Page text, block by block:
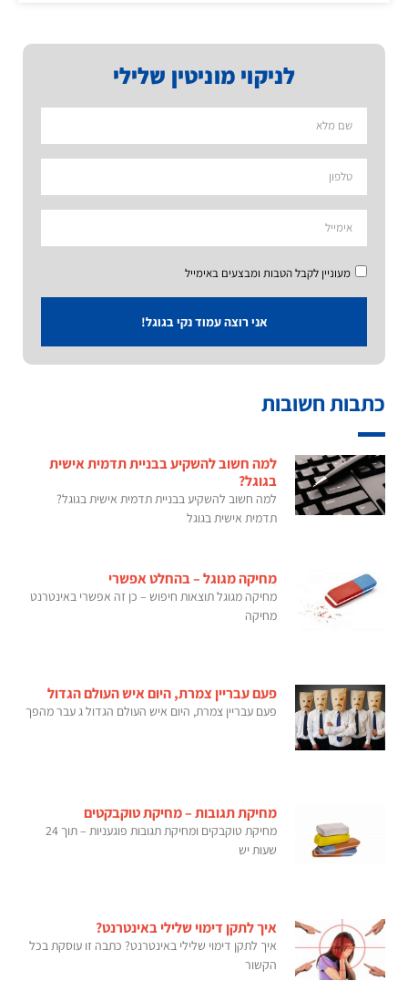
לניקוי מוניטין שלילי
מעוניין לקבל הטבות ומבצעים באימייל
אני רוצה עמוד נקי בגוגל!
כתבות חשובות
למה חשוב להשקיע בבניית תדמית אישית
בגוגל?
למה חשוב להשקיע בבניית תדמית אישית בגוגל?
תדמית אישית בגוגל
מחיקה מגוגל – בהחלט אפשרי
מחיקה מגוגל תוצאות חיפוש – כן זה אפשרי באינטרנט
מחיקה
פעם עבריין צמרת, היום איש העולם הגדול
פעם עבריין צמרת, היום איש העולם הגדול ג עבר מהפך
מחיקת תגובות – מחיקת טוקבקטים
מחיקת טוקבקים ומחיקת תגובות פוגעניות – תוך 24
שעות יש
איך לתקן דימוי שלילי באינטרנט?
איך לתקן דימוי שלילי באינטרנט? כתבה זו עוסקת בכל
הקשור